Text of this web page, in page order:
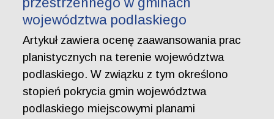
województwa podlaskiego
Artykuł zawiera ocenę zaawansowania prac
planistycznych na terenie województwa
podlaskiego. W związku z tym określono
stopień pokrycia gmin województwa
podlaskiego miejscowymi planami